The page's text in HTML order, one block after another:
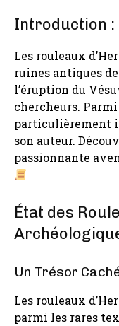
Introduction
Les rouleaux
ruines antiques
l’éruption du
chercheurs.
particulièrement
son auteur.
passionnante
État des
Un Trésor
Les rouleaux
parmi les rares